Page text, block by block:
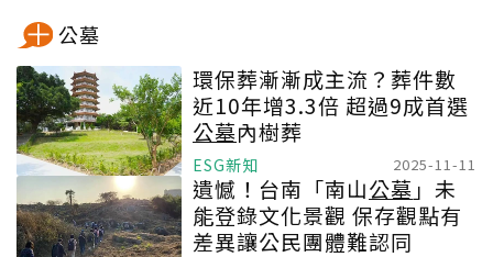
公墓
環保葬漸漸成主流？葬件數
近10年增3.3倍 超過9成首選
公墓內樹葬
ESG新知 2025-11-11
遺憾！台南「南山公墓 」未
能登錄文化景觀 保存觀點有
差異讓公民團體難認同